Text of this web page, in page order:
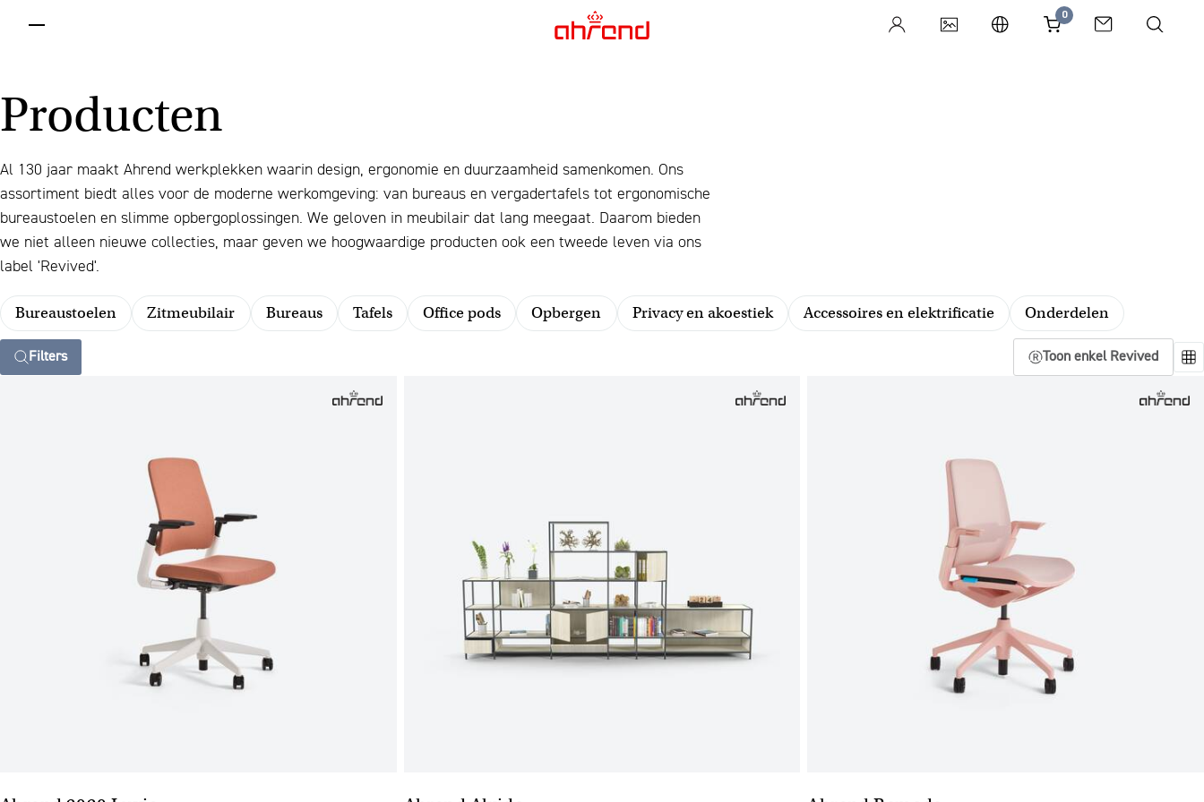
0
Producten
Al 130 jaar maakt Ahrend werkplekken waarin design, ergonomie en duurzaamheid samenkomen. Ons
assortiment biedt alles voor de moderne werkomgeving: van bureaus en vergadertafels tot ergonomische
bureaustoelen en slimme opbergoplossingen. We geloven in meubilair dat lang meegaat. Daarom bieden
we niet alleen nieuwe collecties, maar geven we hoogwaardige producten ook een tweede leven via ons
label 'Revived'.
Bureaustoelen Zitmeubilair Bureaus Tafels Office pods Opbergen Privacy en akoestiek Accessoires en elektrificatie Onderdelen
Filters Toon enkel Revived